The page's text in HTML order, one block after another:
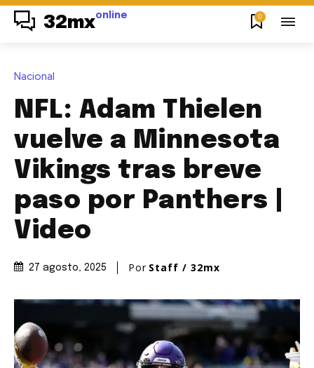
32mxonline 0
Nacional
NFL: Adam Thielen
vuelve a Minnesota
Vikings tras breve
paso por Panthers |
Video
27 agosto, 2025 Por Staff / 32mx